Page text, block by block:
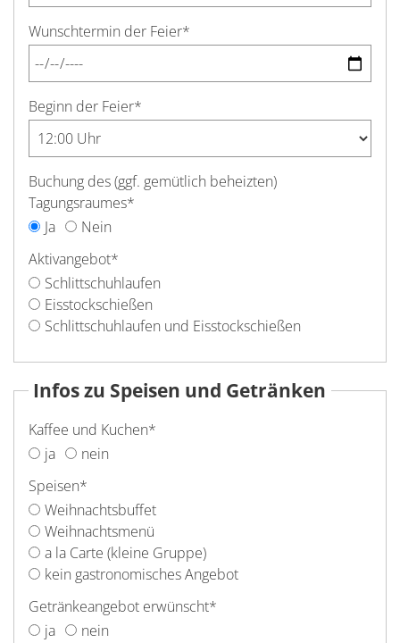
Wunschtermin der Feier*
Beginn der Feier*
Buchung des (ggf. gemütlich beheizten)
Tagungsraumes*
Ja
Nein
Aktivangebot*
Schlittschuhlaufen
Eisstockschießen
Schlittschuhlaufen und Eisstockschießen
Infos zu Speisen und Getränken
Kaffee und Kuchen*
ja
nein
Speisen*
Weihnachtsbuffet
Weihnachtsmenü
a la Carte (kleine Gruppe)
kein gastronomisches Angebot
Getränkeangebot erwünscht*
ja
nein